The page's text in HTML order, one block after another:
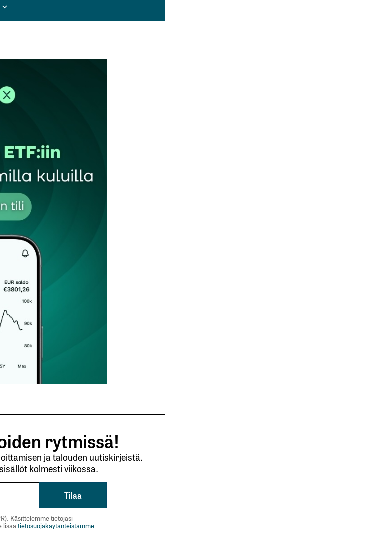
rytmissä!
ja talouden uutiskirjeistä.
kolmesti viikossa.
Käsittelemme tietojasi
lisää tietosuojakäytänteistämme